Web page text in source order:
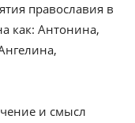
православия в
как: Антонина,
и смысл